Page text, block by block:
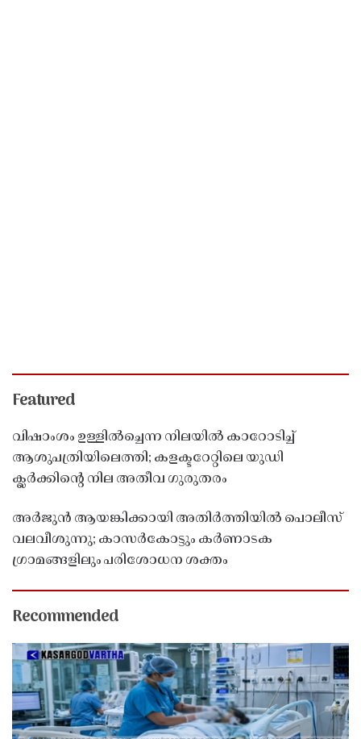
Featured
വിഷാംശം ഉള്ളിൽച്ചെന്ന നിലയിൽ കാറോടിച്ച്
ആശുപത്രിയിലെത്തി; കളക്ടറേറ്റിലെ യുഡി
ക്ലർക്കിൻ്റെ നില അതീവ ഗുരുതരം
അർജുൻ ആയങ്കിക്കായി അതിർത്തിയിൽ പൊലീസ്
വലവീശുന്നു; കാസർകോട്ടും കർണാടക
ഗ്രാമങ്ങളിലും പരിശോധന ശക്തം
Recommended